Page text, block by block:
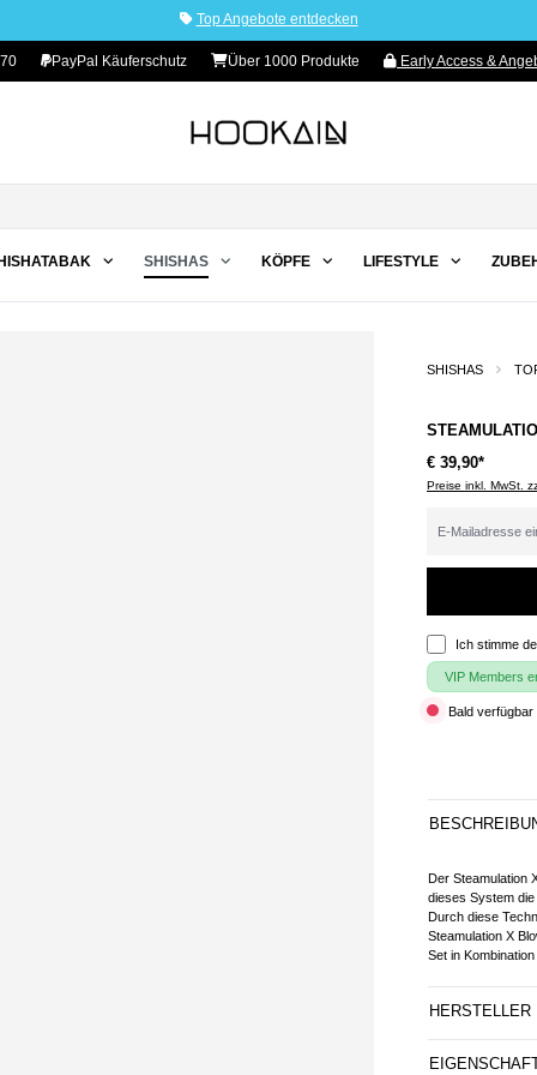
Top Angebote entdecken
PayPal Käuferschutz Über 1000 Produkte Early Access &
SHISHAS KÖPFE LIFESTYLE
SHISHAS
€ 39,90*
Preise inkl. MwSt.
Ich stimme
VIP Members
Bald verfügbar
Der Steamulation
dieses System
Durch diese
Steamulation X
Set in
HERSTELLER